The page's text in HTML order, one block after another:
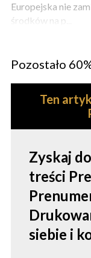
Europejska nie
środków na p...
Pozostało
Ten
Zyskaj
treści
siebie i